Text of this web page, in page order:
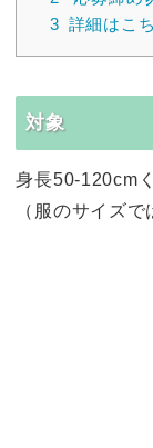
3 詳細はこ
対象
身長50-120cm
（服のサイズで